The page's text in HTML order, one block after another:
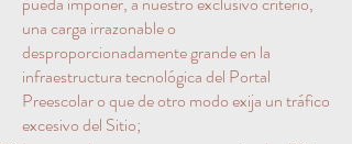
una carga irrazonable o
desproporcionadamente grande en la
infraestructura tecnológica del Portal
Preescolar o que de otro modo exija un tráfico
excesivo del Sitio;